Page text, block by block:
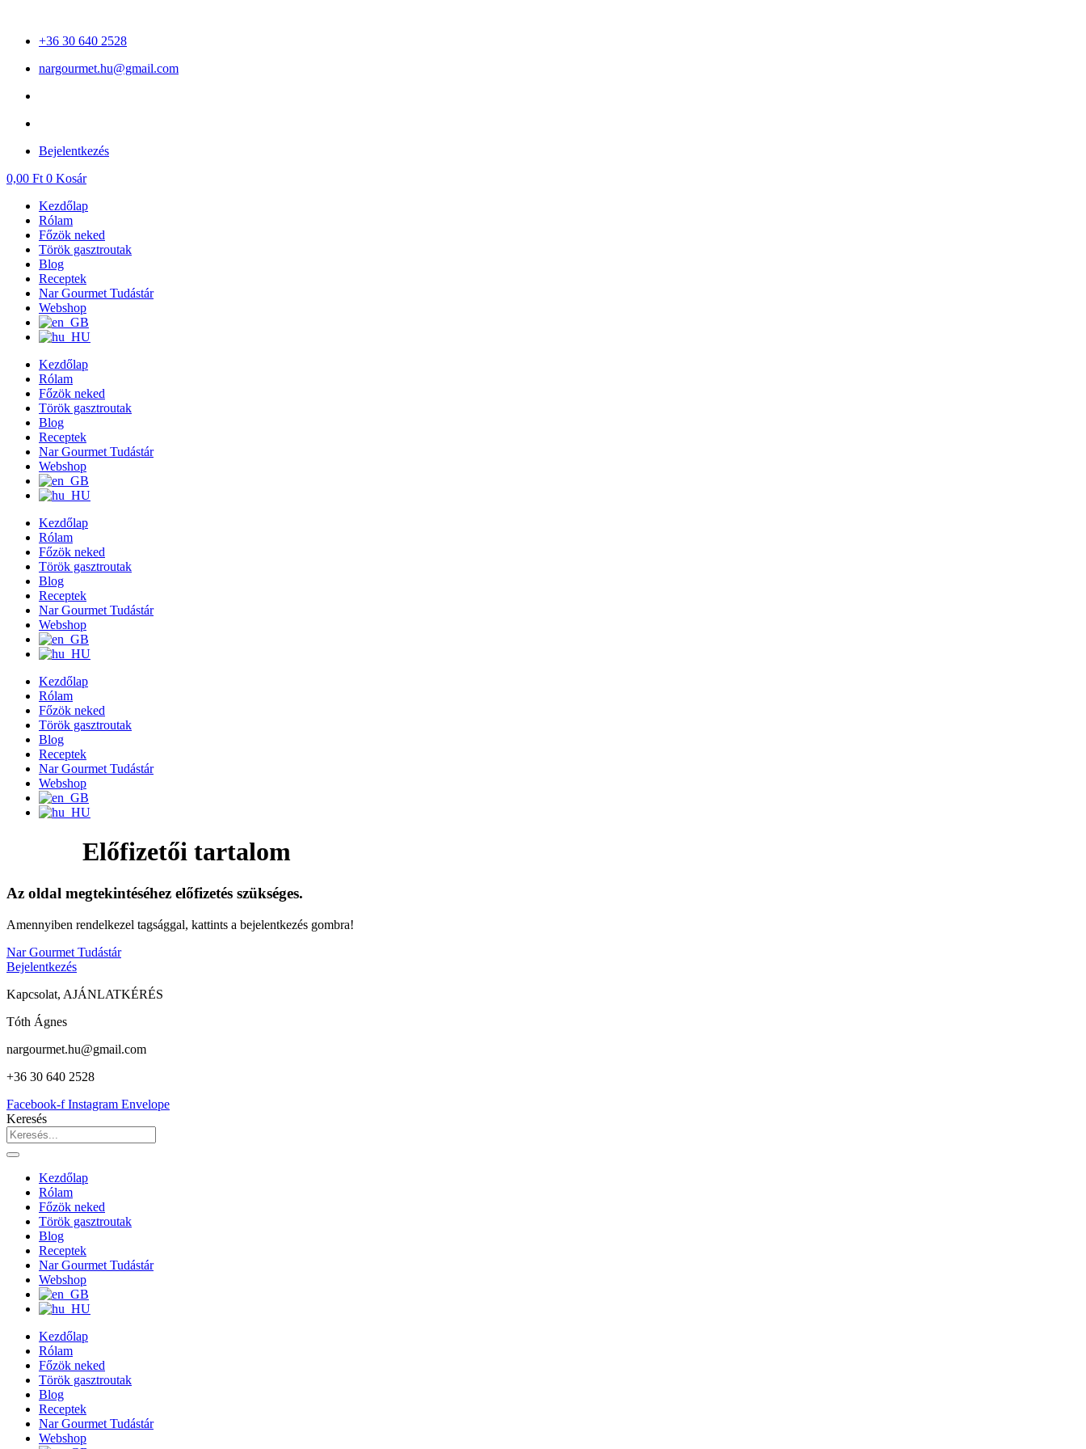
tartalomhoz+36 30 640 2528
nargourmet.hu@gmail.com
Bejelentkezés
0,00 Ft 0 Kosár
Kezdőlap
Rólam
Főzök neked
Török gasztroutak
Blog
Receptek
Nar Gourmet Tudástár
Webshop
Kezdőlap
Rólam
Főzök neked
Török gasztroutak
Blog
Receptek
Nar Gourmet Tudástár
Webshop
Kezdőlap
Rólam
Főzök neked
Török gasztroutak
Blog
Receptek
Nar Gourmet Tudástár
Webshop
Kezdőlap
Rólam
Főzök neked
Török gasztroutak
Blog
Receptek
Nar Gourmet Tudástár
Webshop
Előfizetői tartalom
Az oldal megtekintéséhez előfizetés szükséges.
Amennyiben rendelkezel tagsággal, kattints a bejelentkezés gombra!
Nar Gourmet Tudástár
Bejelentkezés
Kapcsolat, AJÁNLATKÉRÉS
Tóth Ágnes
nargourmet.hu@gmail.com
+36 30 640 2528
Facebook-f Instagram Envelope
Keresés
Kezdőlap
Rólam
Főzök neked
Török gasztroutak
Blog
Receptek
Nar Gourmet Tudástár
Webshop
Kezdőlap
Rólam
Főzök neked
Török gasztroutak
Blog
Receptek
Nar Gourmet Tudástár
Webshop